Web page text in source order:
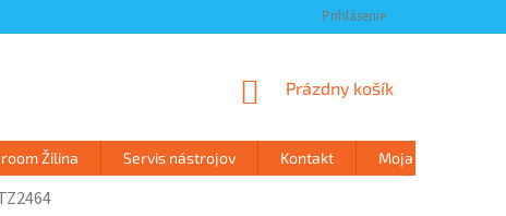
Prihlásenie
NÁKUPNÝ
Prázdny košík
Žilina Servis nástrojov Kontakt Moja objednávka